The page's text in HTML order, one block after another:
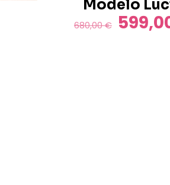
Modelo
680,00€
El